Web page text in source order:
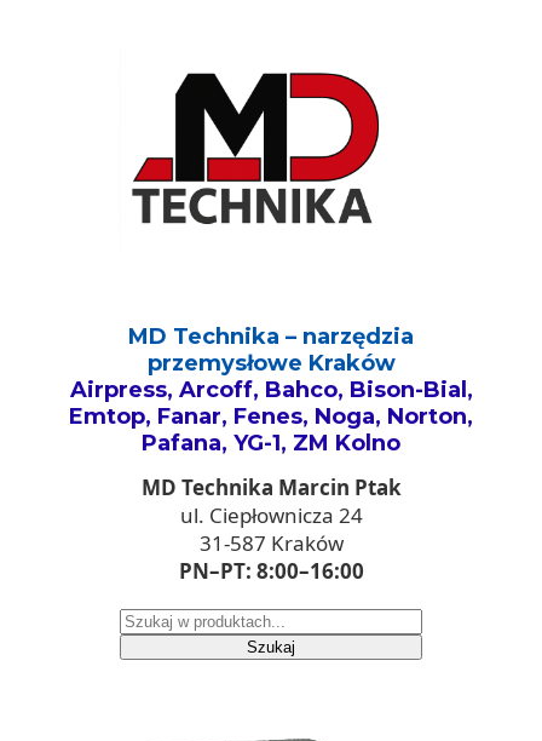
MD Technika – narzędzia
przemysłowe Kraków
Airpress, Arcoff, Bahco, Bison-Bial,
Emtop, Fanar, Fenes, Noga, Norton,
Pafana, YG-1, ZM Kolno
MD Technika Marcin Ptak
ul. Ciepłownicza 24
31-587 Kraków
PN–PT: 8:00–16:00
Szukaj